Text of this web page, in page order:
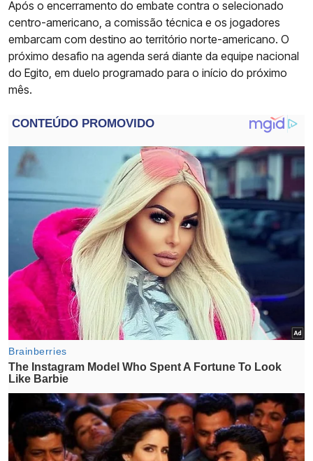
Após o encerramento do embate contra o selecionado
centro-americano, a comissão técnica e os jogadores
embarcam com destino ao território norte-americano. O
próximo desafio na agenda será diante da equipe nacional
do Egito, em duelo programado para o início do próximo
mês.